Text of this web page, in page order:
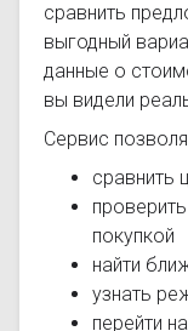
сравнить
выгодный
данные о
вы видели
Сервис
сравнить
покупкой
найти
узнать
перейти